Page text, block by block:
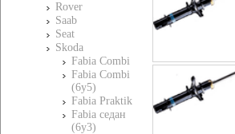
Rover
Saab
Seat
Skoda
Fabia Combi
Fabia Combi
(6y5)
Fabia Praktik
Fabia седан
(6y3)